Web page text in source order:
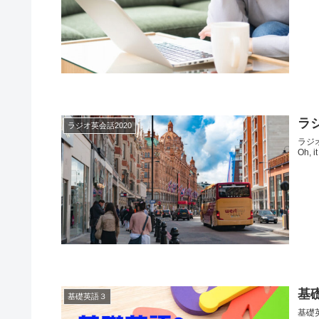
ラジオ英会話2020 ラ
ラジ
Oh,
基礎英語３ 基
基礎